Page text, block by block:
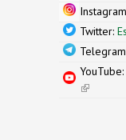
Twitter:
YouTube:
(link is